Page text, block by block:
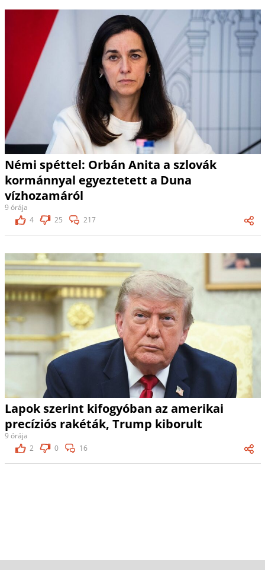
Némi spéttel: Orbán Anita a szlovák
kormánnyal egyeztetett a Duna
vízhozamáról
9 órája
4
25 217
Lapok szerint kifogyóban az amerikai
precíziós rakéták, Trump kiborult
9 órája
2
0 16